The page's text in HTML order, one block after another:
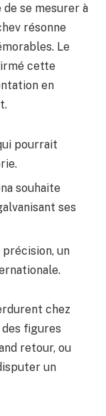
de se mesurer à
résonne
Le
cette
en
pourrait
souhaite
ses
un
chez
figures
retour, ou
un